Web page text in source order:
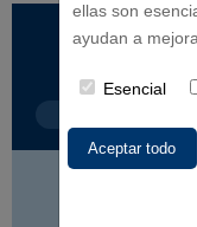
ellas son
ayudan a
Esencial
LÍNEA DE